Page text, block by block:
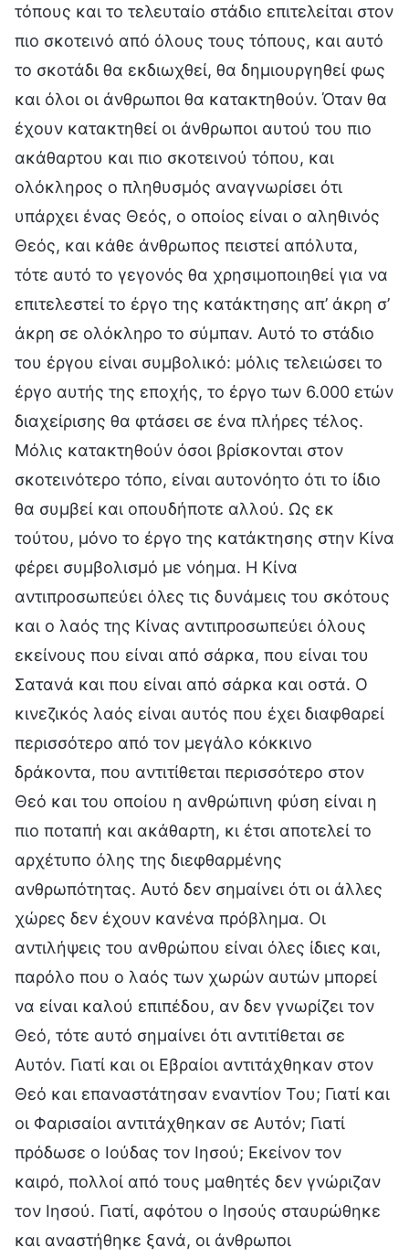
τόπους και το τελευταίο στάδιο επιτελείται στον
πιο σκοτεινό από όλους τους τόπους, και αυτό
το σκοτάδι θα εκδιωχθεί, θα δημιουργηθεί φως
και όλοι οι άνθρωποι θα κατακτηθούν. Όταν θα
έχουν κατακτηθεί οι άνθρωποι αυτού του πιο
ακάθαρτου και πιο σκοτεινού τόπου, και
ολόκληρος ο πληθυσμός αναγνωρίσει ότι
υπάρχει ένας Θεός, ο οποίος είναι ο αληθινός
Θεός, και κάθε άνθρωπος πειστεί απόλυτα,
τότε αυτό το γεγονός θα χρησιμοποιηθεί για να
επιτελεστεί το έργο της κατάκτησης απ’ άκρη σ’
άκρη σε ολόκληρο το σύμπαν. Αυτό το στάδιο
του έργου είναι συμβολικό: μόλις τελειώσει το
έργο αυτής της εποχής, το έργο των 6.000 ετών
διαχείρισης θα φτάσει σε ένα πλήρες τέλος.
Μόλις κατακτηθούν όσοι βρίσκονται στον
σκοτεινότερο τόπο, είναι αυτονόητο ότι το ίδιο
θα συμβεί και οπουδήποτε αλλού. Ως εκ
τούτου, μόνο το έργο της κατάκτησης στην Κίνα
φέρει συμβολισμό με νόημα. Η Κίνα
αντιπροσωπεύει όλες τις δυνάμεις του σκότους
και ο λαός της Κίνας αντιπροσωπεύει όλους
εκείνους που είναι από σάρκα, που είναι του
Σατανά και που είναι από σάρκα και οστά. Ο
κινεζικός λαός είναι αυτός που έχει διαφθαρεί
περισσότερο από τον μεγάλο κόκκινο
δράκοντα, που αντιτίθεται περισσότερο στον
Θεό και του οποίου η ανθρώπινη φύση είναι η
πιο ποταπή και ακάθαρτη, κι έτσι αποτελεί το
αρχέτυπο όλης της διεφθαρμένης
ανθρωπότητας. Αυτό δεν σημαίνει ότι οι άλλες
χώρες δεν έχουν κανένα πρόβλημα. Οι
αντιλήψεις του ανθρώπου είναι όλες ίδιες και,
παρόλο που ο λαός των χωρών αυτών μπορεί
να είναι καλού επιπέδου, αν δεν γνωρίζει τον
Θεό, τότε αυτό σημαίνει ότι αντιτίθεται σε
Αυτόν. Γιατί και οι Εβραίοι αντιτάχθηκαν στον
Θεό και επαναστάτησαν εναντίον Του; Γιατί και
οι Φαρισαίοι αντιτάχθηκαν σε Αυτόν; Γιατί
πρόδωσε ο Ιούδας τον Ιησού; Εκείνον τον
καιρό, πολλοί από τους μαθητές δεν γνώριζαν
τον Ιησού. Γιατί, αφότου ο Ιησούς σταυρώθηκε
και αναστήθηκε ξανά, οι άνθρωποι